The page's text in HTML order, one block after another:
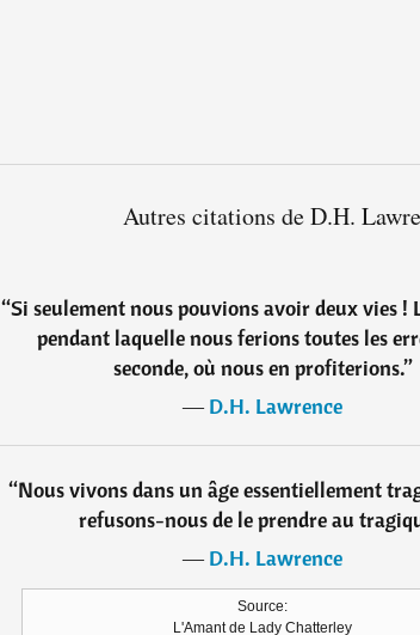
Autres citations de D.H.
“Si seulement nous pouvions avoir deux vies !
pendant laquelle nous ferions toutes les
seconde, où nous en profiterions.”
―D.H. Lawrence
“Nous vivons dans un âge essentiellement
refusons-nous de le prendre au
―D.H. Lawrence
Source:
L'Amant de Lady Chatterley